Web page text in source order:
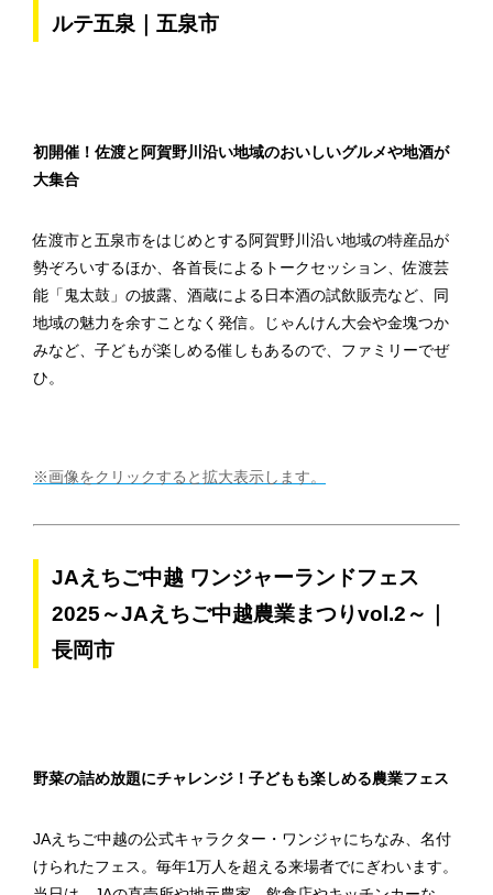
ルテ五泉｜五泉市
初開催！佐渡と阿賀野川沿い地域のおいしいグルメや地酒が
大集合
佐渡市と五泉市をはじめとする阿賀野川沿い地域の特産品が
勢ぞろいするほか、各首長によるトークセッション、佐渡芸
能「鬼太鼓」の披露、酒蔵による日本酒の試飲販売など、同
地域の魅力を余すことなく発信。じゃんけん大会や金塊つか
みなど、子どもが楽しめる催しもあるので、ファミリーでぜ
ひ。
※画像をクリックすると拡大表示します。
JAえちご中越 ワンジャーランドフェス
2025～JAえちご中越農業まつりvol.2～｜
長岡市
野菜の詰め放題にチャレンジ！子どもも楽しめる農業フェス
JAえちご中越の公式キャラクター・ワンジャにちなみ、名付
けられたフェス。毎年1万人を超える来場者でにぎわいます。